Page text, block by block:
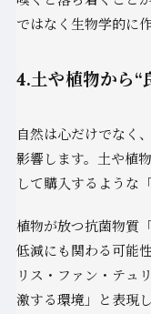
ではなく生物学的に
4.土や植物から“
自然は心だけでなく
影響します。土や植
して購入するような
植物が放つ抗菌物質
低減にも関わる可能
リス・ファン・テュ
激する環境」と表現